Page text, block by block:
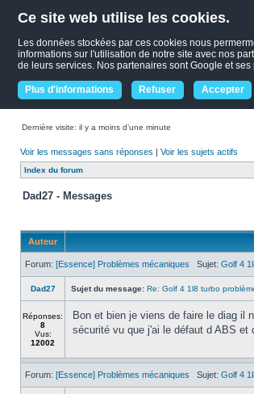
Ce site web utilise les cookies.
Les données stockées par ces cookies nous
informations sur l'utilisation de notre site avec nos
de leurs services. Nos partenaires sont Google et ses
Plus d'informations Refuser Accepter
Dernière visite: il y a moins d’une minute
Voir les messages sans réponses | Voir les sujets actifs
Index du forum
Dad27 - Messages
Auteur
Forum: [Essence] Problèmes mécaniques Sujet: Golf 4
Dad27 Sujet du message: Re: Golf 4 1l8 turbo
Réponses:
8
Vus:
12002
Bon et bien je viens de faire le diag il
sécurité vu que j'ai le défaut d ABS et
Forum: [Essence] Problèmes mécaniques Sujet: Golf 4